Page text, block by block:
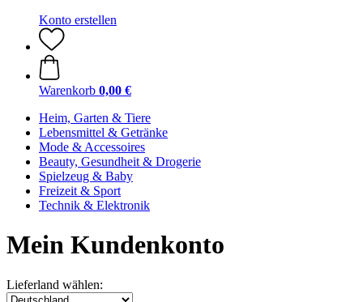
Konto erstellen
Warenkorb 0,00 €
Heim, Garten & Tiere
Lebensmittel & Getränke
Mode & Accessoires
Beauty, Gesundheit & Drogerie
Spielzeug & Baby
Freizeit & Sport
Technik & Elektronik
Mein Kundenkonto
Lieferland wählen: